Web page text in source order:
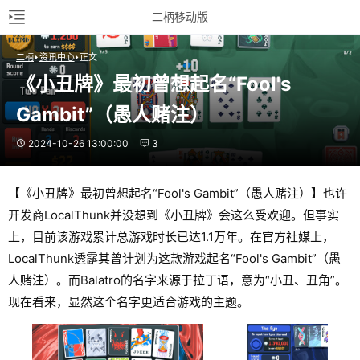
二柄移动版
二柄 资讯中心 正文
《小丑牌》最初曾想起名“Fool's
Gambit”（愚人赌注）
2024-10-26 13:00:00 3
【《小丑牌》最初曾想起名“Fool's Gambit”（愚人赌注）】也许
开发商LocalThunk并没想到《小丑牌》会这么受欢迎。但事实
上，目前该游戏累计总游戏时长已达1.1万年。在官方社媒上，
LocalThunk透露其曾计划为这款游戏起名“Fool's Gambit”（愚
人赌注）。而Balatro‌的名字来源于拉丁语，意为“小丑、丑角”。
现在看来，显然这个名字更适合游戏的主题。